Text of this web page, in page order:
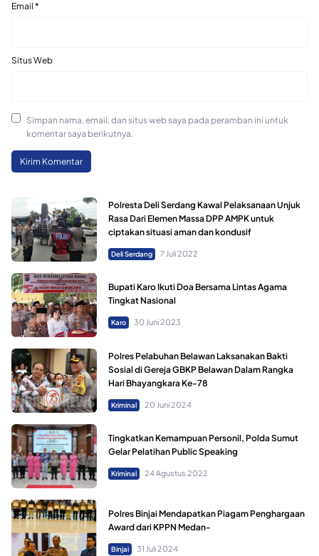
Email *
Situs Web
Simpan nama, email, dan situs web saya pada peramban ini untuk
komentar saya berikutnya.
Polresta Deli Serdang Kawal Pelaksanaan Unjuk
Rasa Dari Elemen Massa DPP AMPK untuk
ciptakan situasi aman dan kondusif
Deli Serdang 7 Juli 2022
Bupati Karo Ikuti Doa Bersama Lintas Agama
Tingkat Nasional
Karo 30 Juni 2023
Polres Pelabuhan Belawan Laksanakan Bakti
Sosial di Gereja GBKP Belawan Dalam Rangka
Hari Bhayangkara Ke-78
Kriminal 20 Juni 2024
Tingkatkan Kemampuan Personil, Polda Sumut
Gelar Pelatihan Public Speaking
Kriminal 24 Agustus 2022
Polres Binjai Mendapatkan Piagam Penghargaan
Award dari KPPN Medan-
Binjai 31 Juli 2024